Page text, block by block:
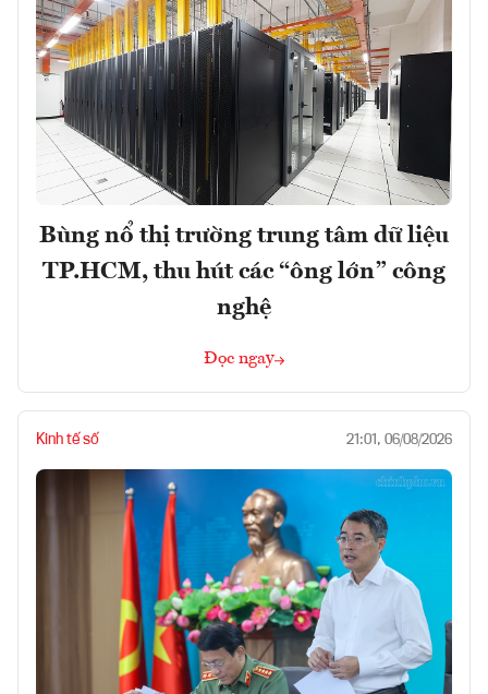
Bùng nổ thị trường trung tâm dữ liệu
TP.HCM, thu hút các “ông lớn” công
nghệ
Đọc ngay
Kinh tế số 21:01, 06/08/2026